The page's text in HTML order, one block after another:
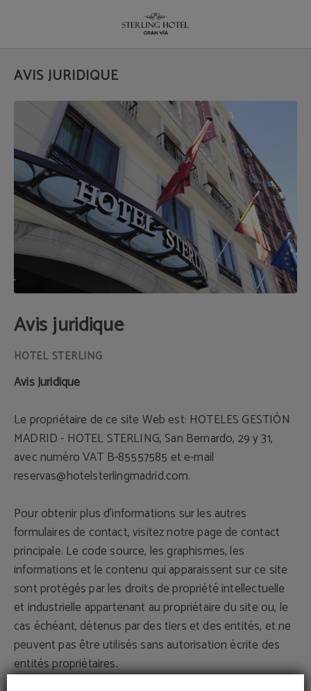
AVIS JURIDIQUE
Avis juridique
Avis Juridique
Le propriétaire de ce site Web est: HOTELES GESTIÓN
MADRID - HOTEL STERLING, San Bernardo, 29 y 31,
avec numéro VAT B-85557585 et e-mail
reservas@hotelsterlingmadrid.com.
Pour obtenir plus d'informations sur les autres
formulaires de contact, visitez notre page de contact
principale. Le code source, les graphismes, les
informations et le contenu qui apparaissent sur ce site
sont protégés par les droits de propriété intellectuelle
et industrielle appartenant au propriétaire du site ou, le
cas échéant, détenus par des tiers et des entités, et ne
peuvent pas être utilisés sans autorisation écrite des
entités propriétaires.